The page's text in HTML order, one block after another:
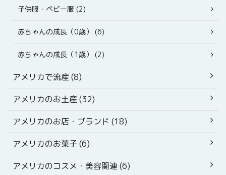
子供服・ベビー服 (2)
赤ちゃんの成長（0歳） (6)
赤ちゃんの成長（1歳） (2)
アメリカで流産 (8)
アメリカのお土産 (32)
アメリカのお店・ブランド (18)
アメリカのお菓子 (6)
アメリカのコスメ・美容関連 (6)